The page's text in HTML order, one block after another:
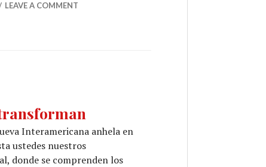
LEAVE A COMMENT
Interamericana anhela en
ustedes nuestros
donde se comprenden los